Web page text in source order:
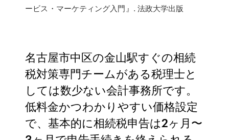
ービス・マーケティング入門』. 法政大学出版
名古屋市中区の金山駅すぐの相続
税対策専門チームがある税理士と
しては数少ない会計事務所です。
低料金かつわかりやすい価格設定
で、基本的に相続税申告は2ヶ月〜